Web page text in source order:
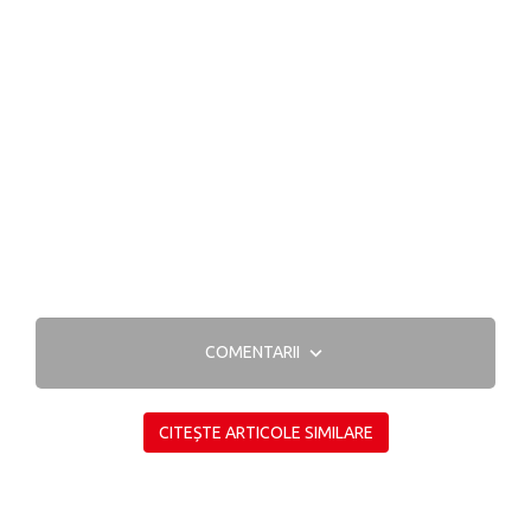
COMENTARII
CITEȘTE ARTICOLE SIMILARE